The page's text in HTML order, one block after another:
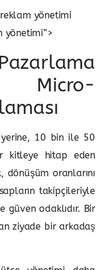
yönetimi”>
10 bin ile 50
kitleye hitap eden
dönüşüm oranlarını
takipçileriyle
güven odaklıdır. Bir
ziyade bir arkadaş